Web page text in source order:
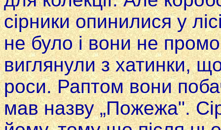
сірники опинилися у
не було i вони не
виглянули з хатинки,
роси. Раптом вони
мав назву „Пожежа".